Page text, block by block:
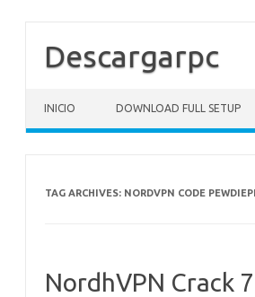
Descargarpc
INICIO DOWNLOAD FULL SETUP
TAG ARCHIVES: NORDVPN CODE
NordhVPN Crack